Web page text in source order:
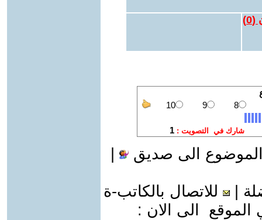
(
0
)
الى صديق
للاتصال بالكاتب-ة
الى الان :